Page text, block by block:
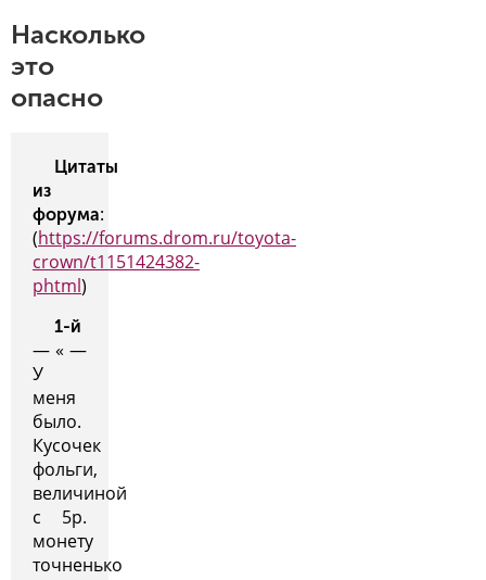
Насколько
это
опасно
Цитаты
из
форума:
(https://forums.drom.ru/toyota-
crown/t1151424382-
phtml)
1-й
— « —
У
меня
было.
Кусочек
фольги,
величиной
с 5р.
монету
точненько